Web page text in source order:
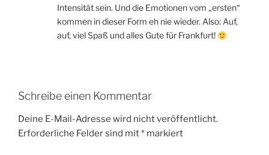
Intensität sein. Und die Emotionen vom „ersten“
kommen in dieser Form eh nie wieder. Also: Auf,
auf, viel Spaß und alles Gute für Frankfurt!
Schreibe einen Kommentar
Deine E-Mail-Adresse wird nicht veröffentlicht.
Erforderliche Felder sind mit* markiert